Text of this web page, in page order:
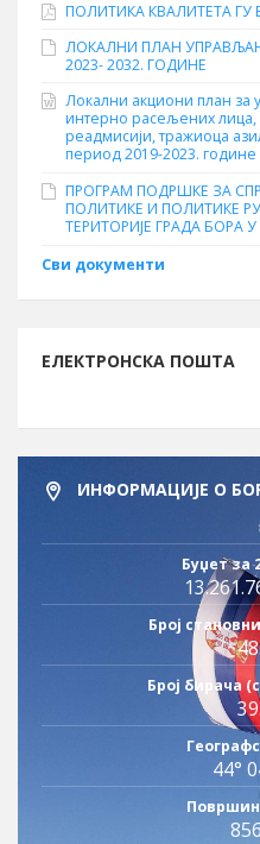
ПОЛИТИКА КВАЛИТЕТА ГУ
ЛОКАЛНИ ПЛАН
2023- 2032. ГОДИНЕ
Локални акциони план за
интерно расељених лица,
реадмисији, тражиоца
период 2019-2023. године
ПРОГРАМ ПОДРШКЕ ЗА
ПОЛИТИКЕ И ПОЛИТИКЕ
ТЕРИТОРИЈЕ ГРАДА БОРА
Сви документи
ЕЛЕКТРОНСКА ПОШТА
ИНФОРМАЦИЈЕ О
Буџет за
Број
Број бирача
44°